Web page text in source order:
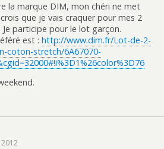
la marque DIM, mon chéri ne met
que je vais craquer pour mes 2
participe pour le lot garçon.
est : http://www.dim.fr/Lot-de-2-
coton-stretch/6A67070-